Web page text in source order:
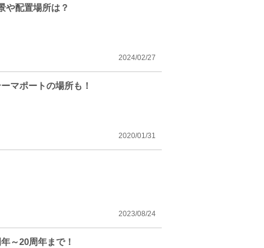
や配置場所は？
2024/02/27
マポートの場所も！
2020/01/31
2023/08/24
～20周年まで！